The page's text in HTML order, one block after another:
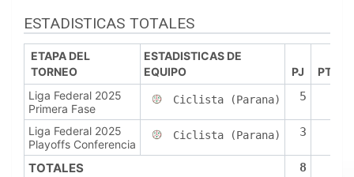
ESTADISTICAS TOTALES
ETAPA DEL
TORNEO
ESTADISTICAS DE
EQUIPO
PJ PTS
Liga Federal 2025
Primera Fase
Ciclista (Parana) 5
Liga Federal 2025
Playoffs Conferencia
Ciclista (Parana) 3
TOTALES 8